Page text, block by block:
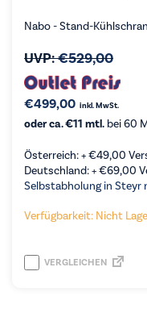
Nabo - Stand-
UVP:€529,00
€499,00 inkl. MwSt.
oder ca. €11 mtl. bei 60
Österreich: +€49,00
Deutschland: +€69,00
Selbstabholung in Steyr
Verfügbarkeit: Nicht
VERGLEICHEN